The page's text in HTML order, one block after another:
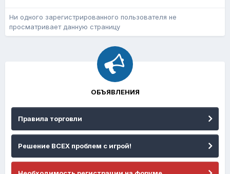
Ни одного зарегистрированного пользователя не
просматривает данную страницу
ОБЪЯВЛЕНИЯ
Правила торговли
Решение ВСЕХ проблем с игрой!